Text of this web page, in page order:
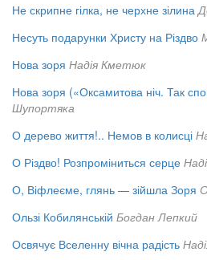
Не скрипне гілка, не черхне зілина
Несуть подарунки Христу на Різдво
Нова зоря Надія Кметюк
Нова зоря («Оксамитова ніч. Так
Шупортяка
О дерево життя!.. Немов в колисці
О Різдво! Розпроміниться серце
О, Віфлеєме, глянь — зійшла Зоря
Ользі Кобилянській Богдан Лепкий
Освячує Вселенну вічна радість